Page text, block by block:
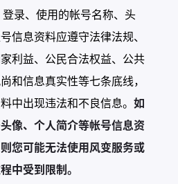
录、使用的帐号名称、头
信息资料应遵守法律法规、
利益、公民合法权益、公共
和信息真实性等七条底线，
中出现违法和不良信息。 如
像、个人简介等帐号信息资
您可能无法使用风变服务或
中受到限制。